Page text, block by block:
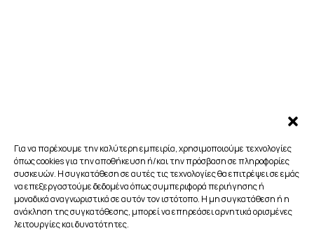
Για να παρέχουμε την καλύτερη εμπειρία, χρησιμοποιούμε τεχνολογίες
όπως cookies για την αποθήκευση ή/και την πρόσβαση σε πληροφορίες
συσκευών. Η συγκατάθεση σε αυτές τις τεχνολογίες θα επιτρέψει σε εμάς
να επεξεργαστούμε δεδομένα όπως συμπεριφορά περιήγησης ή
μοναδικά αναγνωριστικά σε αυτόν τον ιστότοπο. Η μη συγκατάθεση ή η
ανάκληση της συγκατάθεσης, μπορεί να επηρεάσει αρνητικά ορισμένες
λειτουργίες και δυνατότητες.